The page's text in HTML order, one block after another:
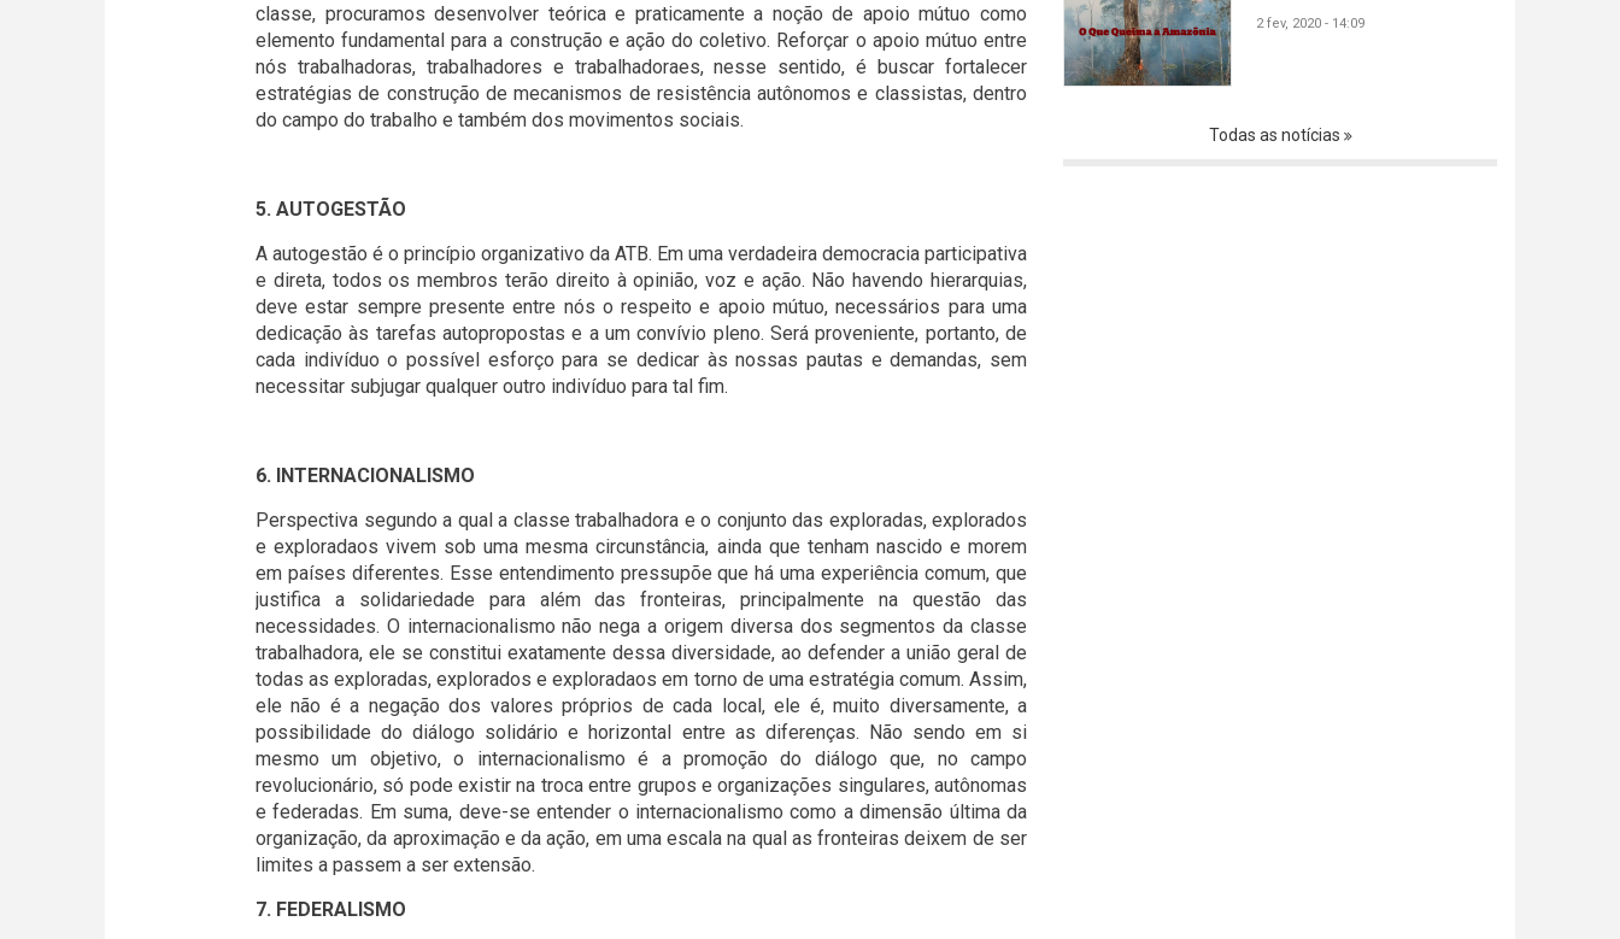
classe, procuramos desenvolver teórica e praticamente a noção de apoio mútuo como
elemento fundamental para a construção e ação do coletivo. Reforçar o apoio mútuo entre
nós trabalhadoras, trabalhadores e trabalhadoraes, nesse sentido, é buscar fortalecer
estratégias de construção de mecanismos de resistência autônomos e classistas, dentro
do campo do trabalho e também dos movimentos sociais.
5. AUTOGESTÃO
A autogestão é o princípio organizativo da ATB. Em uma verdadeira democracia participativa
e direta, todos os membros terão direito à opinião, voz e ação. Não havendo hierarquias,
deve estar sempre presente entre nós o respeito e apoio mútuo, necessários para uma
dedicação às tarefas autopropostas e a um convívio pleno. Será proveniente, portanto, de
cada indivíduo o possível esforço para se dedicar às nossas pautas e demandas, sem
necessitar subjugar qualquer outro indivíduo para tal fim.
6. INTERNACIONALISMO
Perspectiva segundo a qual a classe trabalhadora e o conjunto das exploradas, explorados
e exploradaos vivem sob uma mesma circunstância, ainda que tenham nascido e morem
em países diferentes. Esse entendimento pressupõe que há uma experiência comum, que
justifica a solidariedade para além das fronteiras, principalmente na questão das
necessidades. O internacionalismo não nega a origem diversa dos segmentos da classe
trabalhadora, ele se constitui exatamente dessa diversidade, ao defender a união geral de
todas as exploradas, explorados e exploradaos em torno de uma estratégia comum. Assim,
ele não é a negação dos valores próprios de cada local, ele é, muito diversamente, a
possibilidade do diálogo solidário e horizontal entre as diferenças. Não sendo em si
mesmo um objetivo, o internacionalismo é a promoção do diálogo que, no campo
revolucionário, só pode existir na troca entre grupos e organizações singulares, autônomas
e federadas. Em suma, deve-se entender o internacionalismo como a dimensão última da
organização, da aproximação e da ação, em uma escala na qual as fronteiras deixem de ser
limites a passem a ser extensão.
7. FEDERALISMO
2 fev, 2020 - 14:09
Todas as notícias